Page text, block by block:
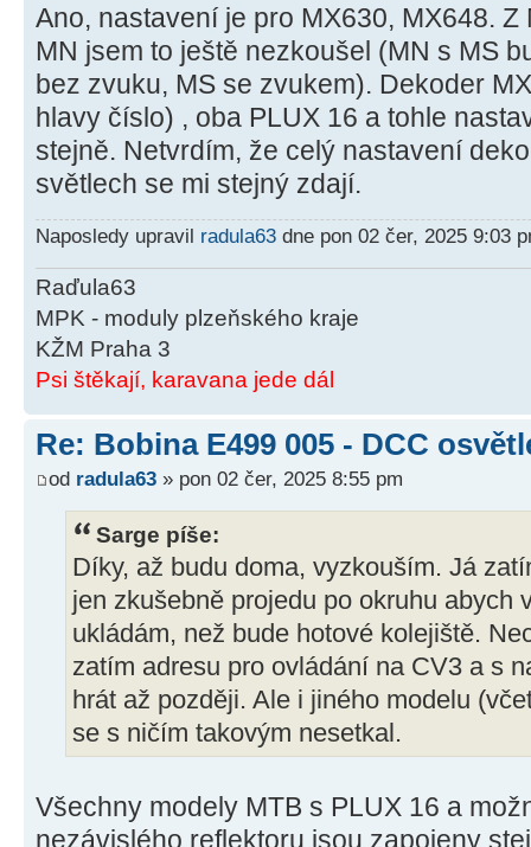
Ano, nastavení je pro MX630, MX648. Z
MN jsem to ještě nezkoušel (MN s MS
bez zvuku, MS se zvukem). Dekoder
hlavy číslo) , oba PLUX 16 a tohle
stejně. Netvrdím, že celý nastavení
světlech se mi stejný zdají.
Naposledy upravil radula63 dne pon 02 čer, 2025 9:03
Raďula63
MPK - moduly plzeňského kraje
KŽM Praha 3
Psi štěkají, karavana jede dál
Re: Bobina E499 005 - DCC
od radula63 » pon 02 čer, 2025 8:55 pm
Sarge píše:
Díky, až budu doma, vyzkouším. Já
jen zkušebně projedu po okruhu abych
ukládám, než bude hotové kolejiště.
zatím adresu pro ovládání na CV3 a s
hrát až později. Ale i jiného modelu
se s ničím takovým nesetkal.
Všechny modely MTB s PLUX 16 a
nezávislého reflektoru jsou zapojeny